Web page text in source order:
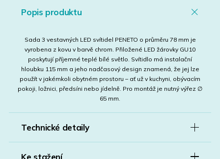
Popis produktu
Sada 3 vestavných LED svítidel PENETO o průměru 78 mm je
vyrobena z kovu v barvě chrom. Přiložené LED žárovky GU10
poskytují příjemné teplé bílé světlo. Svítidlo má instalační
hloubku 115 mm a jeho nadčasový design znamená, že jej lze
použít v jakémkoli obytném prostoru – ať už v kuchyni, obývacím
pokoji, ložnici, předsíni nebo jídelně. Pro montáž je nutný výřez ∅
65 mm.
Technické detaily
Ke stažení